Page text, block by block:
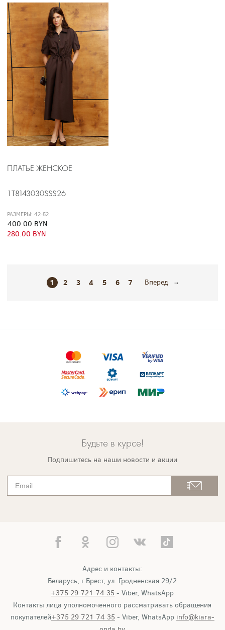
ПЛАТЬЕ ЖЕНСКОЕ
1T8143030SSS26
РАЗМЕРЫ: 42-52
400.00 BYN
280.00 BYN
1 2 3 4 5 6 7 Вперед
Будьте в курсе!
Подпишитесь на наши новости и акции
Адрес и контакты:
Беларусь, г.Брест, ул. Гродненская 29/2
+375 29 721 74 35 - Viber, WhatsApp
Контакты лица уполномоченного рассматривать обращения
покупателей+375 29 721 74 35 - Viber, WhatsApp info@kiara-